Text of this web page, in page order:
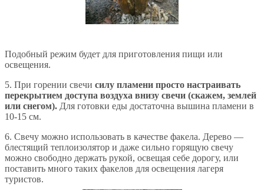
Подобный режим будет для приготовления пищи или
освещения.
5. При горении свечи силу пламени просто настраивать
перекрытием доступа воздуха внизу свечи (скажем, землей
или снегом). Для готовки еды достаточна вышина пламени в
10-15 см.
6. Свечу можно использовать в качестве факела. Дерево —
блестящий теплоизолятор и даже сильно горящую свечу
можно свободно держать рукой, освещая себе дорогу, или
поставить много таких факелов для освещения лагеря
туристов.